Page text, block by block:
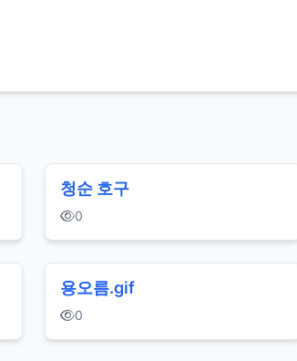
청순 호구
0
용오름.gif
0